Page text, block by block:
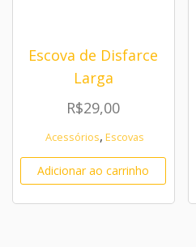
Escova de Disfarce
Larga
R$29,00
Acessórios, Escovas
Adicionar ao carrinho